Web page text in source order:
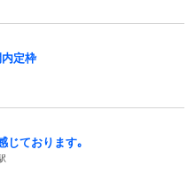
定枠
じております｡